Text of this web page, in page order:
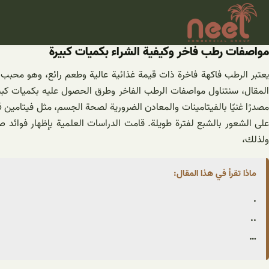
تخطى
المحتوى
مواصفات رطب فاخر وكيفية الشراء بكميات كبيرة
يعتبر الرطب فاكهة فاخرة ذات قيمة غذائية عالية وطعم رائع، وهو
المقال، سنتناول مواصفات الرطب الفاخر وطرق الحصول عليه بكميات
على الشعور بالشبع لفترة طويلة. قامت الدراسات العلمية بإظهار
ولذلك،
ماذا تقرأ في هذا المقال:
.
..
…